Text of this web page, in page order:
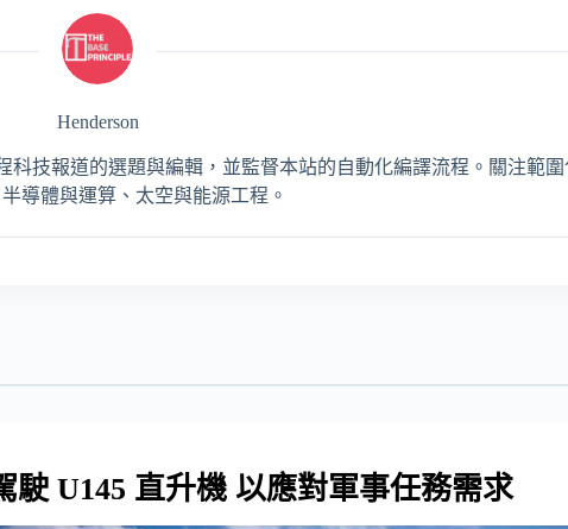
Henderson
科技報道的選題與編輯，並監督本站的自動化編譯流程。關注範
導體與運算、太空與能源工程。
駛 U145 直升機 以應對軍事任務需求